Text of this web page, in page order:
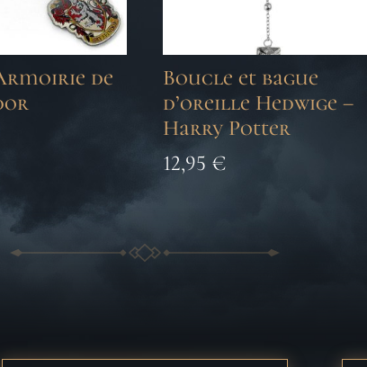
de
Boucle et bague
d’oreille Hedwige –
Harry Potter
12,95 €